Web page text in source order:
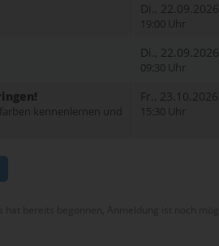
Di., 22.09.2026
19:00 Uhr
Di., 22.09.2026
09:30 Uhr
kennenlernen und
Fr., 23.10.2026
15:30 Uhr